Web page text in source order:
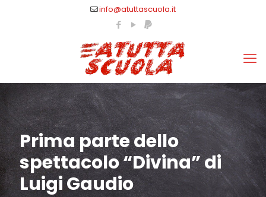
info@atuttascuola.it
Prima parte dello
spettacolo “Divina” di
Luigi Gaudio